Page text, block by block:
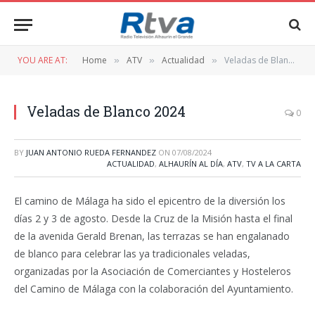
YOU ARE AT: Home » ATV » Actualidad » Veladas de Blanco 2024
Veladas de Blanco 2024 0
BY JUAN ANTONIO RUEDA FERNANDEZ ON 07/08/2024
ACTUALIDAD, ALHAURÍN AL DÍA, ATV, TV A LA CARTA
El camino de Málaga ha sido el epicentro de la diversión los
días 2 y 3 de agosto. Desde la Cruz de la Misión hasta el final
de la avenida Gerald Brenan, las terrazas se han engalanado
de blanco para celebrar las ya tradicionales veladas,
organizadas por la Asociación de Comerciantes y Hosteleros
del Camino de Málaga con la colaboración del Ayuntamiento.